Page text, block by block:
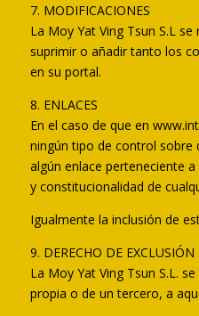
7. MODIFICACIONES
La Moy Yat Ving Tsun S.L
suprimir o añadir tanto los
en su portal.
8. ENLACES
En el caso de que en
ningún tipo de control sobre
algún enlace perteneciente
y constitucionalidad de
Igualmente la inclusión de
9. DERECHO DE EXCLUSIÓN
La Moy Yat Ving Tsun S.L.
propia o de un tercero, a